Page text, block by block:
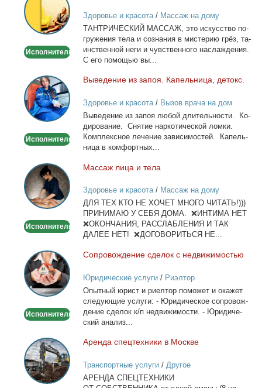
массаж
Исполнитель
Здоровье и красота/ Массаж на дому
ТАНТРИЧЕСКИЙ МАССАЖ, это ис­кус­ство по­
гру­же­ния те­ла и со­зна­ния в ми­сте­рию грёз, та­
ин­ствен­ной неги и чув­ствен­но­го на­сла­жде­ния.
С его по­мо­щью вы...
Выведение
из
запоя.
Капельница,
Исполнитель
Вы­ве­де­ние из за­поя. Ка­пель­ни­ца, де­токс.
Здоровье и красота/ Вызов врача на дом
Вы­ве­де­ние из за­поя лю­бой дли­тель­но­сти. Ко­
ди­ро­ва­ние. Сня­тие нар­ко­ти­че­ской лом­ки.
Ком­плекс­ное ле­че­ние за­ви­си­мо­стей. Ка­пель­
ни­ца в ком­форт­ных...
Массаж
лица
и
тела
Исполнитель
Мас­саж ли­ца и те­ла
Здоровье и красота/ Массаж на дому
ДЛЯ ТЕХ КТО НЕ ХОЧЕТ МНОГО ЧИТАТЬ!)))
ПРИНИМАЮ У СЕБЯ ДОМА. ❌ИНТИМА НЕТ
❌ОКОНЧАНИЯ, РАССЛАБЛЕНИЯ И ТАК
ДАЛЕЕ НЕТ! ❌ДОГОВОРИТЬСЯ НЕ...
Сопровождение
сделок
с
недвижимостью
Исполнитель
Со­про­вож­де­ние сде­лок с недви­жи­мо­стью
Юридические услуги/ Риэлтор
Опыт­ный юрист и ри­ел­тор по­мо­жет и ока­жет
сле­ду­ю­щие услу­ги: - Юри­ди­че­ское со­про­вож­
де­ние сде­лок к/п недви­жи­мо­сти. - Юри­ди­че­
ский ана­лиз...
Аренда
спецтехники
в
Москве
Арен­да спец­тех­ни­ки в Москве
Транспортные услуги/ Другое
АРЕНДА СПЕЦТЕХНИКИ